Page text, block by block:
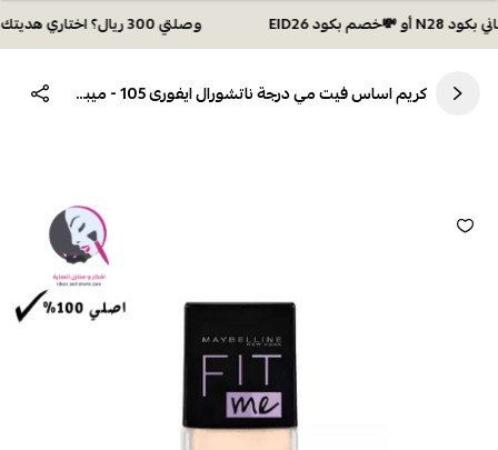
وصلتي 300 ريال؟ اختاري هديتك :🏍 شحن مجاني بكود N28 أو 💸خصم بكود EID26
كريم اساس فيت مي درجة ناتشورال ايفورى 105 - ميبيلين